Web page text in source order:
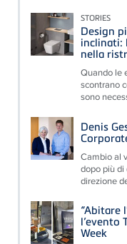
STORIES
Design
inclinati:
nella
Quando le
scontrano
sono
Denis
Cambio al
dopo più di
direzione
“Abitare
l’evento
Week